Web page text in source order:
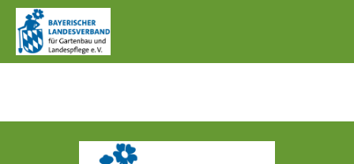
SONNENBLUME